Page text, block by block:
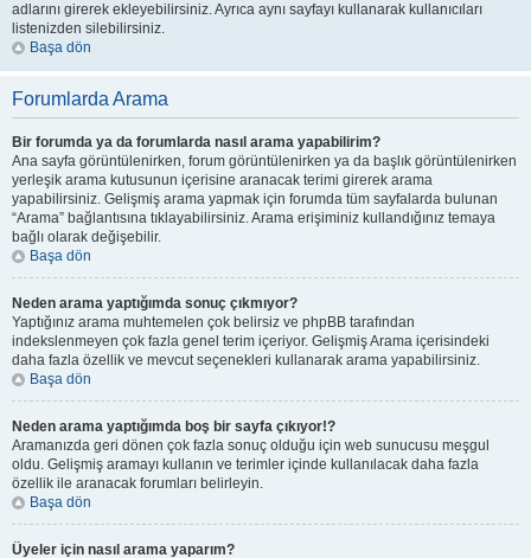
adlarını girerek ekleyebilirsiniz. Ayrıca aynı sayfayı kullanarak kullanıcıları
listenizden silebilirsiniz.
Başa dön
Forumlarda Arama
Bir forumda ya da forumlarda nasıl arama yapabilirim?
Ana sayfa görüntülenirken, forum görüntülenirken ya da başlık görüntülenirken
yerleşik arama kutusunun içerisine aranacak terimi girerek arama
yapabilirsiniz. Gelişmiş arama yapmak için forumda tüm sayfalarda bulunan
“Arama” bağlantısına tıklayabilirsiniz. Arama erişiminiz kullandığınız temaya
bağlı olarak değişebilir.
Başa dön
Neden arama yaptığımda sonuç çıkmıyor?
Yaptığınız arama muhtemelen çok belirsiz ve phpBB tarafından
indekslenmeyen çok fazla genel terim içeriyor. Gelişmiş Arama içerisindeki
daha fazla özellik ve mevcut seçenekleri kullanarak arama yapabilirsiniz.
Başa dön
Neden arama yaptığımda boş bir sayfa çıkıyor!?
Aramanızda geri dönen çok fazla sonuç olduğu için web sunucusu meşgul
oldu. Gelişmiş aramayı kullanın ve terimler içinde kullanılacak daha fazla
özellik ile aranacak forumları belirleyin.
Başa dön
Üyeler için nasıl arama yaparım?